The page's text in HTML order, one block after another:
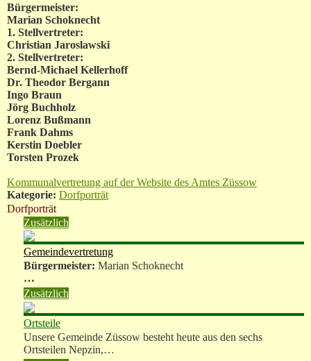
Bürgermeister:
Marian Schoknecht
1. Stellvertreter:
Christian Jaroslawski
2. Stellvertreter:
Bernd-Michael Kellerhoff
Dr. Theodor Bergann
Ingo Braun
Jörg Buchholz
Lorenz Bußmann
Frank Dahms
Kerstin Doebler
Torsten Prozek
Kommunalvertretung auf der Website des Amtes Züssow
Kategorie: Dorfporträt
Dorfporträt
Zusätzlich
Gemeindevertretung
Bürgermeister: Marian Schoknecht
…
Zusätzlich
Ortsteile
Unsere Gemeinde Züssow besteht heute aus den sechs
Ortsteilen Nepzin,…